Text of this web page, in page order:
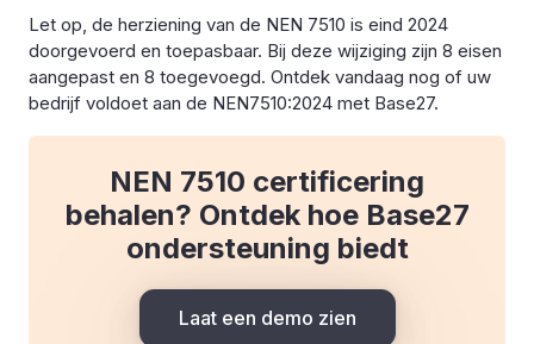
Let op, de herziening van de NEN 7510 is eind 2024
doorgevoerd en toepasbaar. Bij deze wijziging zijn 8 eisen
aangepast en 8 toegevoegd. Ontdek vandaag nog of uw
bedrijf voldoet aan de NEN7510:2024 met Base27.
NEN 7510 certificering
behalen? Ontdek hoe Base27
ondersteuning biedt
Laat een demo zien